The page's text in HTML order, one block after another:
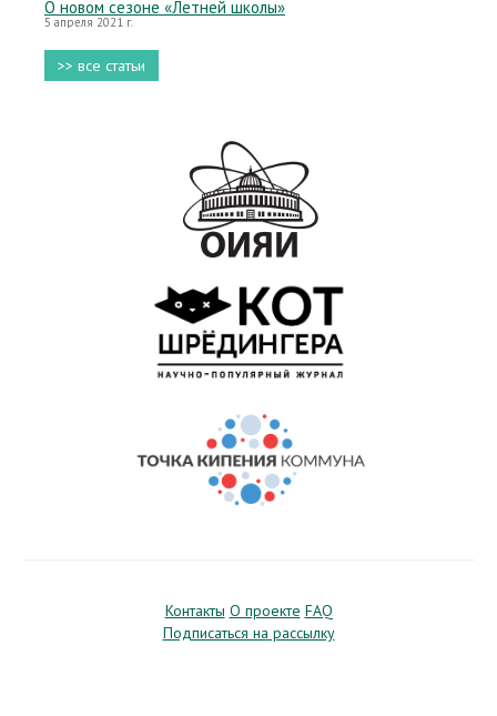
О новом сезоне «Летней школы»
5 апреля 2021 г.
>> все статьи
Контакты О проекте FAQ
Подписаться на рассылку